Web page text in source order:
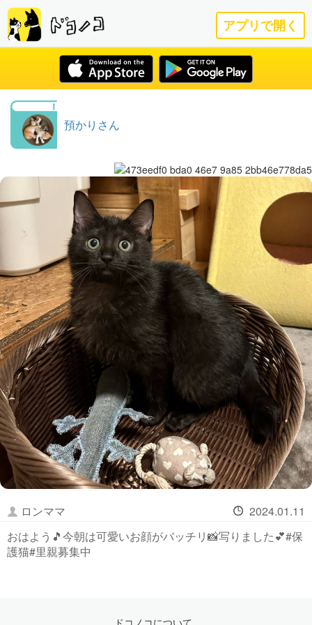
アプリで開く
預かりさん
ロンママ
2024.01.11
おはよう🎵今朝は可愛いお顔がバッチリ📸写りました💕#保
護猫#里親募集中